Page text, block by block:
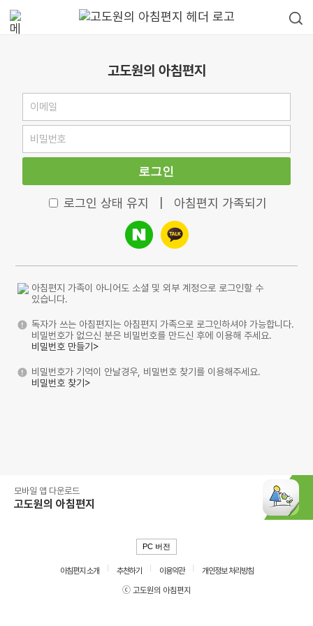
고도원의 아침편지
로그인
로그인 상태 유지 아침편지 가족되기
아침편지 가족이 아니어도 소셜 및 외부 계정으로 로그인할 수
있습니다.
독자가 쓰는 아침편지는 아침편지 가족으로 로그인하셔야 가능합니다.
비밀번호가 없으신 분은 비밀번호를 만드신 후에 이용해 주세요.
비밀번호 만들기>
비밀번호가 기억이 안날경우, 비밀번호 찾기를 이용해주세요.
비밀번호 찾기>
모바일 앱 다운로드
고도원의 아침편지
PC 버전
아침편지 소개 추천하기 이용약관
개인정보 처리방침
ⓒ 고도원의 아침편지